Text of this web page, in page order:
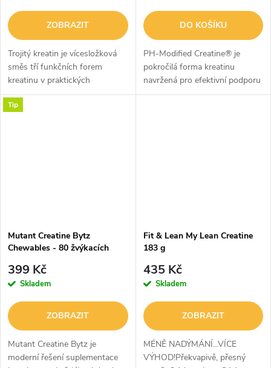
ZOBRAZIT
Trojitý kreatin je vícesložková
směs tří funkčních forem
kreatinu v praktických
tabletách. V jedné dávce tělu
dodá 3 g čistého kreatinu, který
DO KOŠÍKU
PH-Modified Creatine® je
pokročilá forma kreatinu
navržená pro efektivní podporu
síly, výkonu a svalového růstu.
Tip
Mutant Creatine Bytz
Chewables - 80 žvýkacích
399 Kč
Skladem
ZOBRAZIT
Mutant Creatine Bytz je
moderní řešení suplementace
Fit & Lean My Lean Creatine
183 g
435 Kč
Skladem
ZOBRAZIT
MÉNĚ NADÝMÁNÍ...VÍCE
VÝHOD!Překvapivě, přesný